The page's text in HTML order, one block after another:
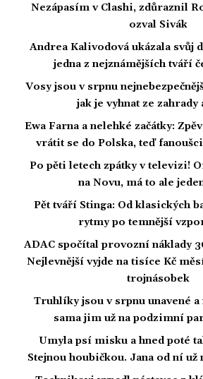
Nezápasím v Clashi, zdůraznil
ozval Sivák
Andrea Kalivodová ukázala svůj
jedna z nejznámějších tváří
Vosy jsou v srpnu
jak je vyhnat ze zahrady
Ewa Farna a nelehké začátky:
vrátit se do Polska, teď
Po pěti letech zpátky v televizi!
na Novu, má to ale
Pět tváří Stinga: Od klasických
rytmy po temnější
ADAC spočítal provozní náklady
Nejlevnější vyjde na tisíce Kč
trojnásobek
Truhlíky jsou v srpnu unavené a
sama jim už na podzimní
Umyla psí misku a hned poté
Stejnou houbičkou. Jana od ní